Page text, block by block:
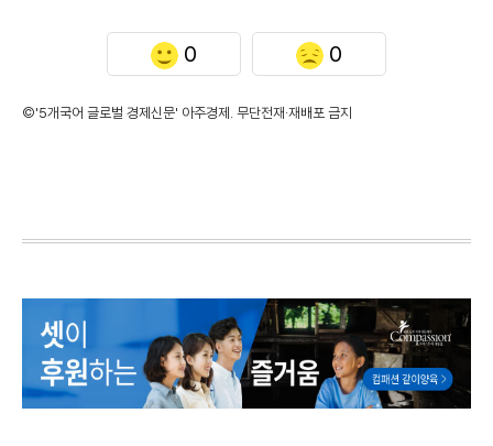
0 0
©'5개국어 글로벌 경제신문' 아주경제. 무단전재·재배포 금지